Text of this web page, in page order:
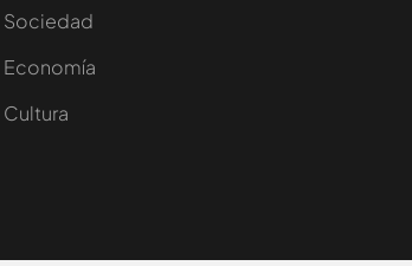
Sociedad
Economía
Cultura